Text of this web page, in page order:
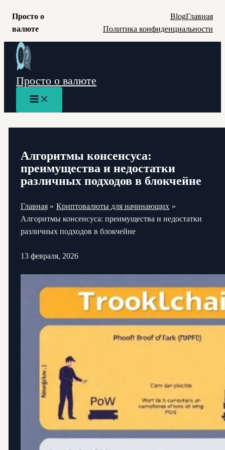
Просто о
валюте
BlogГлавная
Политика конфиденциальности
Перейти
содержимому
Просто о валюте
Main
Menu
Алгоритмы консенсуса:
преимущества и недостатки
различных подходов в блокчейне
Главная
Криптовалюты для начинающих
Алгоритмы консенсуса: преимущества и недостатки
различных подходов в блокчейне
13 февраля, 2026